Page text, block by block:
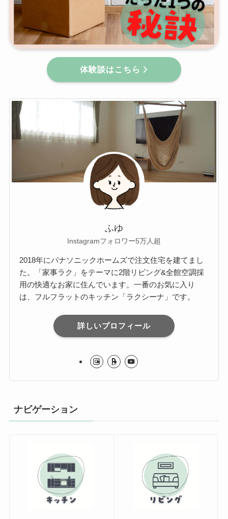
体験談はこちら
ふゆ
Instagramフォロワー5万人超
2018年にパナソニックホームズで注文住宅を建てまし
た。「家事ラク」をテーマに2階リビング&全館空調採
用の快適なお家に住んでいます。一番のお気に入り
は、フルフラットのキッチン「ラクシーナ」です。
詳しいプロフィール
ナビゲーション